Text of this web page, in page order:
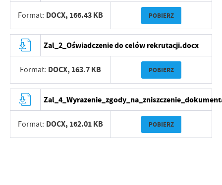
Format: DOCX, 166.43 KB POBIERZ
Zal_2_Oświadczenie do celów rekrutacji.docx
Format: DOCX, 163.7 KB POBIERZ
Format: DOCX, 162.01 KB POBIERZ